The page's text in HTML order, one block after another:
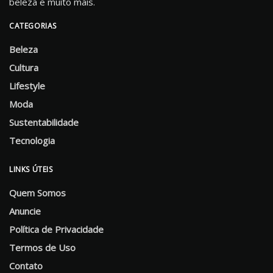
CATEGORIAS
Beleza
Cultura
Lifestyle
Moda
Sustentabilidade
Tecnologia
LINKS ÚTEIS
Quem Somos
Anuncie
Política de Privacidade
Termos de Uso
Contato